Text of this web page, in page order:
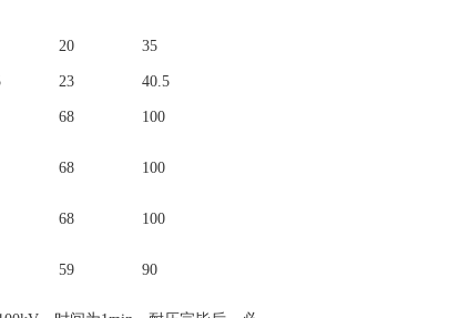
20 35
23 40.5
68 100
68 100
68 100
59 90